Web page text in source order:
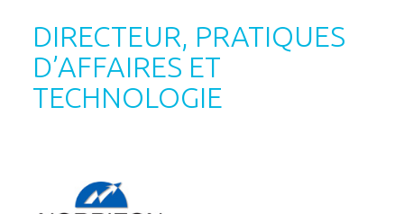
DIRECTEUR, PRATIQUES
D’AFFAIRES ET
TECHNOLOGIE